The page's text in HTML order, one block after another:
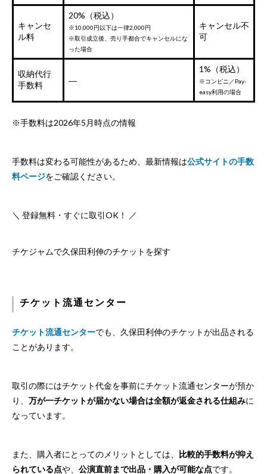
キャンセ
ル料
20%（税込）
※10,000円以下は一律2,000円
※取引成立後、売り手都合でキャンセルにな
った場合
キャンセル不
可
収納代行
手数料
―
1%（税込）
※コンビニ／Pay-
easy利用の場合
※手数料は2026年5月時点の情報
手数料は変わる可能性があるため、最新情報は公式サイトの手数
料ページをご確認ください。
＼ 登録無料・すぐに取引OK！ ／
チケジャムで久保田利伸のチケットを探す
チケット流通センター
チケット流通センターでも、久保田利伸のチケットが出品される
ことがあります。
取引の際にはチケット代金を事前にチケット流通センターが預か
り、 万が一チケットが届かない場合は全額が返金される仕組みに
なっています。
また、購入者にとってのメリットとしては、
比較的手数料が抑え
られている点や、 公演直前まで出品・購入が可能な点です。